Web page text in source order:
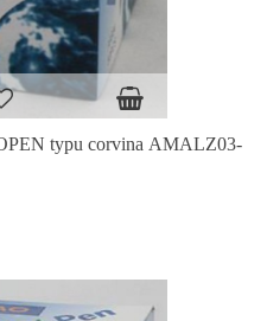
typu corvina AMALZ03-